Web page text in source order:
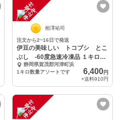
注
文
受
付
停
止
中
相澤祐司
注文から2~16日で発送
伊豆の美味しい トコブシ とこ
ぶし -60度急速冷凍品 １キロ
（小サイズ）
静岡県賀茂郡河津町浜
1キロ数量アソートです
6,400円
+送料910円
注
文
受
付
停
止
中